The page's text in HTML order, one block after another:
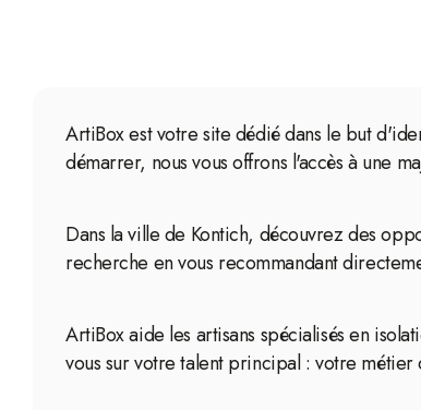
ArtiBox est votre site dédié dans le but
démarrer, nous vous offrons l'accès à une
Dans la ville de Kontich, découvrez des
recherche en vous recommandant
ArtiBox aide les artisans spécialisés en
vous sur votre talent principal : votre métier